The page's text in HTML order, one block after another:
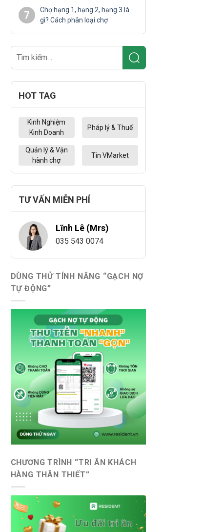
7
Chợ hạng 1, hạng 2, hạng 3 là
gì? Cách phân loại chợ
HOT TAG
Kinh Nghiệm
Kinh Doanh
Pháp lý & Thuế
Quản lý & Vận
hành chợ
Tin VMarket
TƯ VẤN MIỄN PHÍ
Lĩnh Lê (Mrs)
035 543 0074
DÙNG THỬ TÍNH NĂNG “GẠCH NỢ
TỰ ĐỘNG”
CHƯƠNG TRÌNH “TRI ÂN KHÁCH
HÀNG THÂN THIẾT”